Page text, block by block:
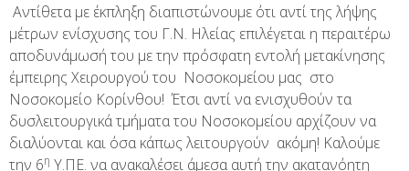
Αντίθετα με έκπληξη διαπιστώνουμε ότι αντί της λήψης
μέτρων ενίσχυσης του Γ.Ν. Ηλείας επιλέγεται η περαιτέρω
αποδυνάμωσή του με την πρόσφατη εντολή μετακίνησης
έμπειρης Χειρουργού του Νοσοκομείου μας στο
Νοσοκομείο Κορίνθου! Έτσι αντί να ενισχυθούν τα
δυσλειτουργικά τμήματα του Νοσοκομείου αρχίζουν να
διαλύονται και όσα κάπως λειτουργούν ακόμη! Καλούμε
την 6η Υ.ΠΕ. να ανακαλέσει άμεσα αυτή την ακατανόητη